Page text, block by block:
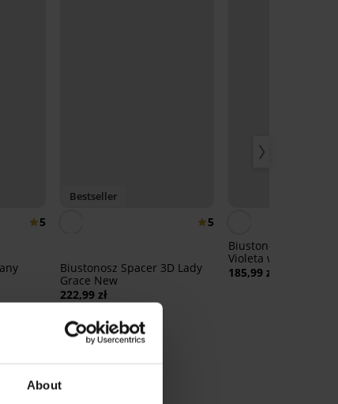
About
5
Bestseller
5
Biustonosz Spacer 3D Lady
Grace New
222,99 zł
Biustonosz
Violeta wygładzający
185,99 zł